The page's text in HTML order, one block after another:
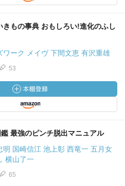
きもの事典 おもしろい!進化のふし
ワーク メイヴ 下間文恵 有沢重雄
53
最強のピンチ脱出マニュアル
明 国崎信江 池上彰 西竜一 五月女
横山了一
65